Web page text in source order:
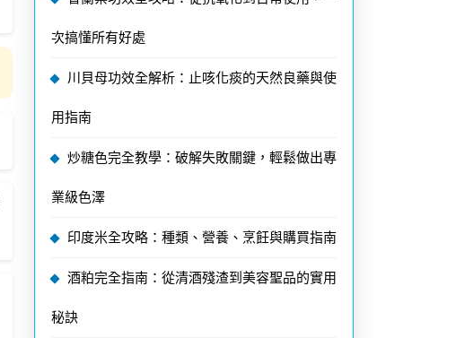
次搞懂所有好處
川貝母功效全解析：止咳化痰的天然良藥與使
用指南
炒糖色完全教學：破解失敗關鍵，輕鬆做出專
業級色澤
印度米全攻略：種類、營養、烹飪與購買指南
酒粕完全指南：從清酒殘渣到美容聖品的實用
秘訣